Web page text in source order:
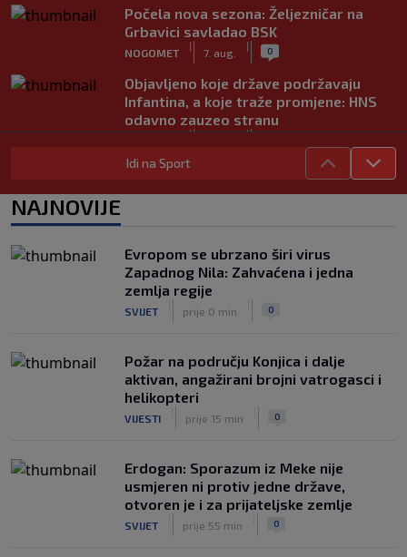
Počela nova sezona: Željezničar na
Grbavici savladao BSK
NOGOMET
|
7. aug.
| 0
Objavljeno koje države podržavaju
Infantina, a koje traže promjene: HNS
odavno zauzeo stranu
| |
UEFA pokreće istragu: Je li Infantino
Francuzi ne podržavaju Infantina, ali ga
nisu pozvali na ostavku
NOGOMET
|
7. aug.
Idi na Sport
NAJNOVIJE
Evropom se ubrzano širi virus
Zapadnog Nila: Zahvaćena i jedna
zemlja regije
SVIJET prije 0 min 0
Požar na području Konjica i dalje
aktivan, angažirani brojni vatrogasci i
helikopteri
VIJESTI prije 15 min 0
Erdogan: Sporazum iz Meke nije
usmjeren ni protiv jedne države,
otvoren je i za prijateljske zemlje
SVIJET prije 55 min 0